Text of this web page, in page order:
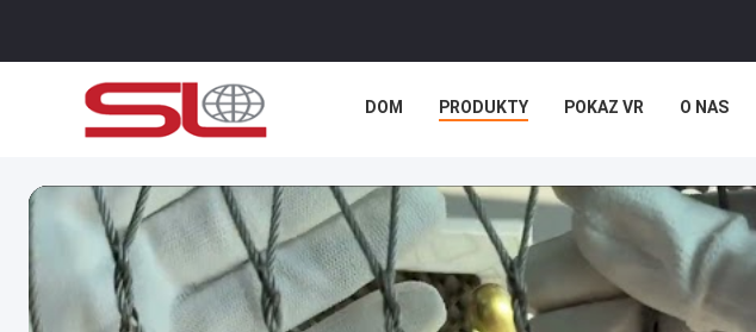
DOM PRODUKTY POKAZ VR O NAS